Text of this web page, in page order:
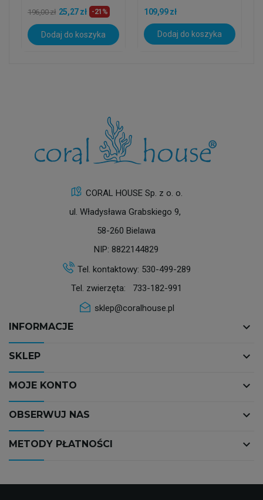
Akwarium
196,00 zł 25,27 zł -21%
Dodaj do koszyka
Glony
109,99 zł
Dodaj do koszyka
CORAL HOUSE Sp. z o. o.
ul. Władysława Grabskiego 9,
58-260 Bielawa
NIP: 8822144829
Tel. kontaktowy: 530-499-289
Tel. zwierzęta: 733-182-991
sklep@coralhouse.pl
INFORMACJE keyboard_arrow_down
SKLEP keyboard_arrow_down
MOJE KONTO keyboard_arrow_down
OBSERWUJ NAS keyboard_arrow_down
METODY PŁATNOŚCI keyboard_arrow_down